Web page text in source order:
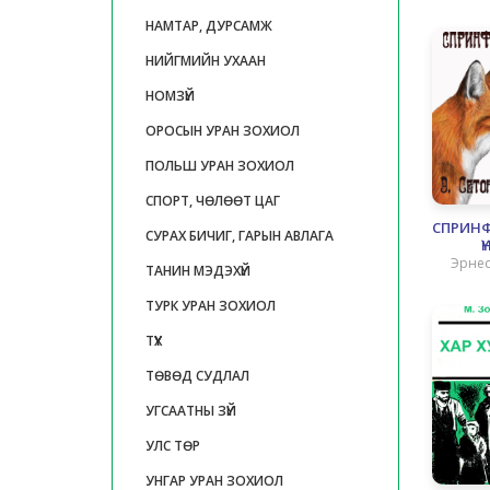
НАМТАР, ДУРСАМЖ
НИЙГМИЙН УХААН
НОМЗҮЙ
ОРОСЫН УРАН ЗОХИОЛ
ПОЛЬШ УРАН ЗОХИОЛ
СПОРТ, ЧӨЛӨӨТ ЦАГ
СУРАХ БИЧИГ, ГАРЫН АВЛАГА
ТАНИН МЭДЭХҮЙ
ТУРК УРАН ЗОХИОЛ
ТҮҮХ
ТӨВӨД СУДЛАЛ
УГСААТНЫ ЗҮЙ
УЛС ТӨР
УНГАР УРАН ЗОХИОЛ